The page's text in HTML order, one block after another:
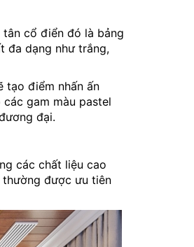
cổ điển đó là bảng
đa dạng như trắng,
tạo điểm nhấn ấn
gam màu pastel
đại.
các chất liệu cao
thường được ưu tiên